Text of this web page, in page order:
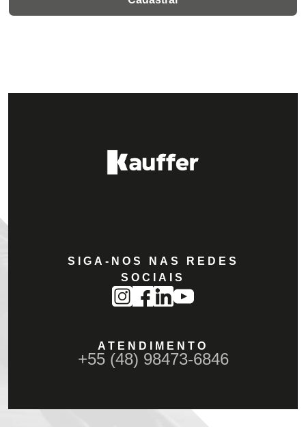
SIGA-NOS NAS REDES
SOCIAIS
ATENDIMENTO
+55 (48) 98473-6846